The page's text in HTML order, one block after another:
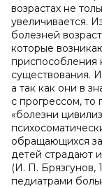
возрастах не
увеличивается.
болезней
которые
приспособления
существования.
а так как они в
с прогрессом,
«болезни
обращающихся
детей страдают
(И. П. Брязгунов,
педиатрами